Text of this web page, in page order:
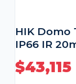
HIK Domo
IP66 IR
$43,115